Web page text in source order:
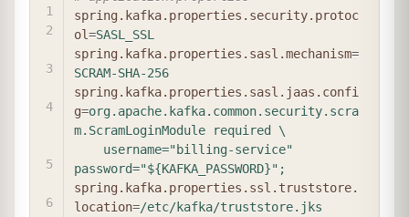
spring.kafka.properties.security.protoc
ol=SASL_SSL
spring.kafka.properties.sasl.mechanism=
SCRAM-SHA-256
spring.kafka.properties.sasl.jaas.confi
g=org.apache.kafka.common.security.scra
m.ScramLoginModule required \
password="${KAFKA_PASSWORD}";
spring.kafka.properties.ssl.truststore.
location=/etc/kafka/truststore.jks